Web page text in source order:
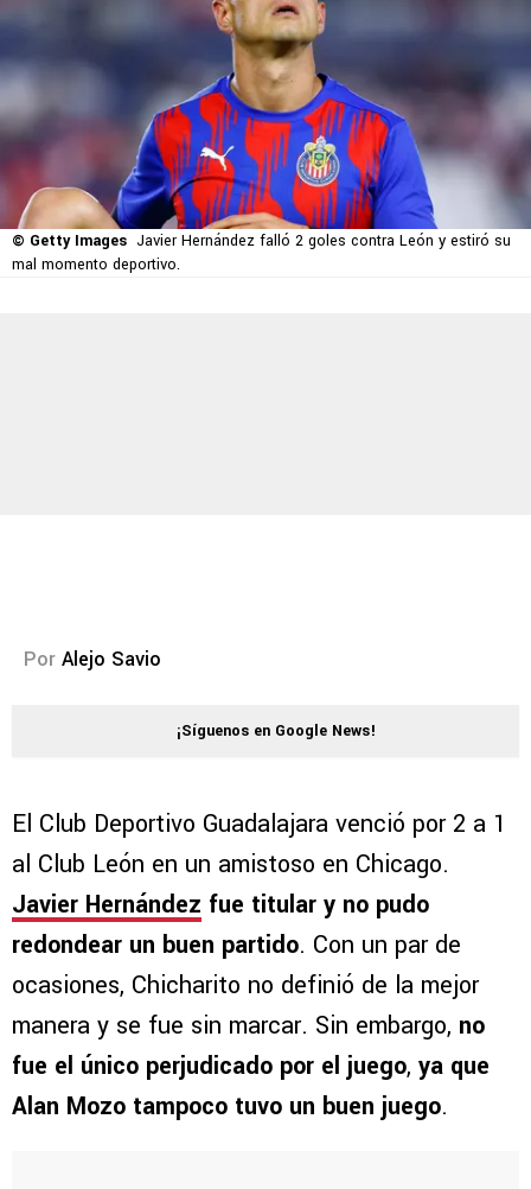
© Getty Images Javier Hernández falló 2 goles contra León y estiró su
mal momento deportivo.
Por Alejo Savio
¡Síguenos en Google News!
El Club Deportivo Guadalajara venció por 2 a 1
al Club León en un amistoso en Chicago.
Javier Hernández fue titular y no pudo
redondear un buen partido. Con un par de
ocasiones, Chicharito no definió de la mejor
manera y se fue sin marcar. Sin embargo, no
fue el único perjudicado por el juego, ya que
Alan Mozo tampoco tuvo un buen juego.